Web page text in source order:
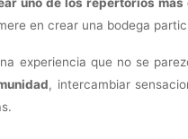
en crear una bodega
experiencia que no se
, intercambiar